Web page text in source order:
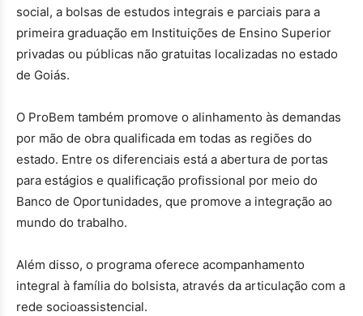
social, a bolsas de estudos integrais e parciais para a
primeira graduação em Instituições de Ensino Superior
privadas ou públicas não gratuitas localizadas no estado
de Goiás.
O ProBem também promove o alinhamento às demandas
por mão de obra qualificada em todas as regiões do
estado. Entre os diferenciais está a abertura de portas
para estágios e qualificação profissional por meio do
Banco de Oportunidades, que promove a integração ao
mundo do trabalho.
Além disso, o programa oferece acompanhamento
integral à família do bolsista, através da articulação com a
rede socioassistencial.